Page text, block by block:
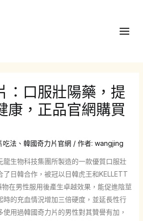
：口服壯陽藥，提
康，正品官網購買
吃法、 韓國奇力片官網/ 作者: wangjing
龍生物科技集團所製造的一款優質口服壯
了日韓合作，被冠以日韓虎王和KELLETT
在男性服用後產生卓越效果，能促進陰莖
時的充血情況增加三倍硬度，並延長性行
用過韓國奇力片的男性對其贊譽有加，